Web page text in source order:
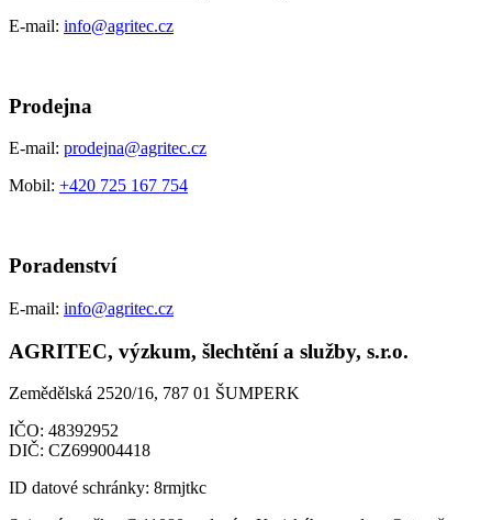
E-mail: info@agritec.cz
Prodejna
E-mail: prodejna@agritec.cz
Mobil: +420 725 167 754
Poradenství
E-mail: info@agritec.cz
AGRITEC, výzkum, šlechtění a služby, s.r.o.
Zemědělská 2520/16, 787 01 ŠUMPERK
IČO: 48392952
DIČ: CZ699004418
ID datové schránky: 8rmjtkc